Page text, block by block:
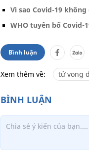
Vì sao Covid-19
WHO tuyên bố Covid-
Bình luận
Xem thêm về: tử vong